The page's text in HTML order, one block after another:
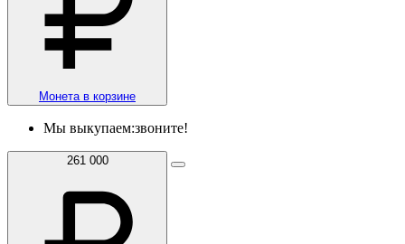
Монета в корзине
Мы выкупаем:звоните!
261 000